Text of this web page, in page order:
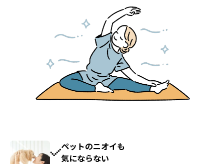
ペットのニオイも
気にならない